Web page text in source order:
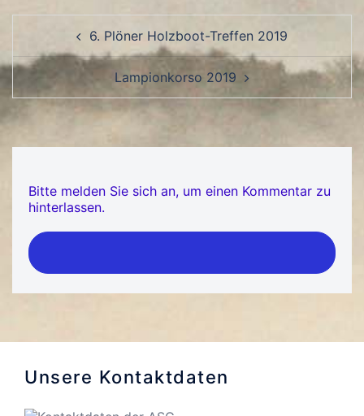
Beitragsnavigation
6. Plöner Holzboot-Treffen 2019
Lampionkorso 2019
Bitte melden Sie sich an, um einen Kommentar zu
hinterlassen.
Unsere Kontaktdaten